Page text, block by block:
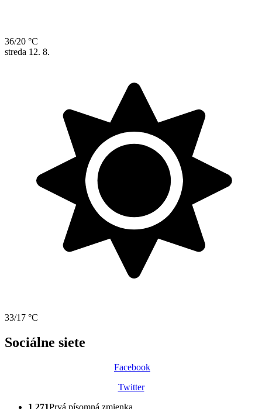
36/20 °C
streda 12. 8.
33/17 °C
Sociálne siete
Facebook
Twitter